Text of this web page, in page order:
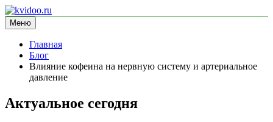
Перейти
к
содержимому
kvidoo.ru
блог про здоровье
Меню
Главная
Блог
Влияние кофеина на нервную систему и артериальное
давление
Актуальное сегодня